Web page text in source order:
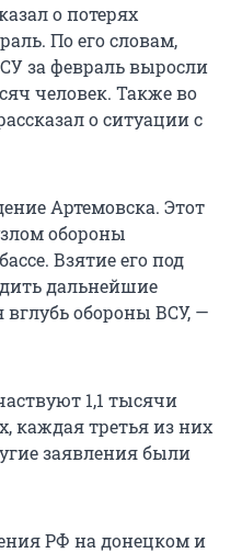
о потерях
По его словам,
за февраль выросли
человек. Также во
о ситуации с
Артемовска. Этот
обороны
Взятие его под
дальнейшие
вглубь обороны ВСУ, —
1,1 тысячи
третья из них
заявления были
РФ на донецком и